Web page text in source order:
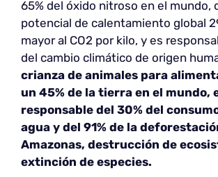
65% del óxido nitroso en el mundo,
potencial de calentamiento global
mayor al CO2 por kilo, y es
del cambio climático de origen
crianza de animales para
un 45% de la tierra en el mundo,
responsable del 30% del
agua y del 91% de la
Amazonas, destrucción de
extinción de especies.